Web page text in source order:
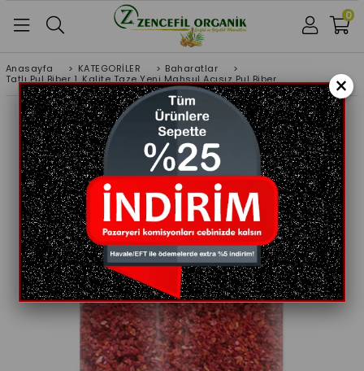
0
Anasayfa > KATEGORİLER > Baharatlar
>
Tatlı Pul Biber 1. Kalite Taze Yeni Mahsul Acısız Pul Biber
×